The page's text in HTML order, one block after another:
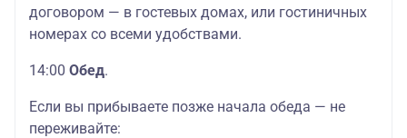
договором — в гостевых домах, или гостиничных
номерах со всеми удобствами.
14:00 Обед.
Если вы прибываете позже начала обеда — не
переживайте: